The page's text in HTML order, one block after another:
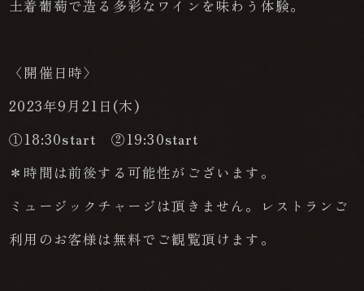
土着葡萄で造る多彩なワインを味わう体験。
〈開催日時〉
2023年9月21日(木)
①18:30start ②19:30start
＊時間は前後する可能性がございます。
ミュージックチャージは頂きません。レストランご
利用のお客様は無料でご観覧頂けます。